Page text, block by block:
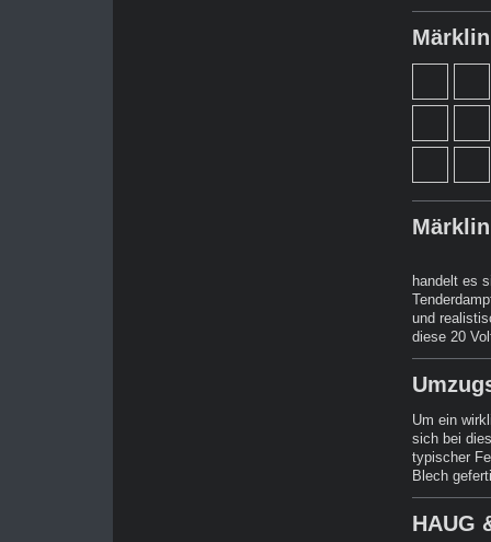
handelt es
und
diese 20
Um ein
sich bei
typischer
Blech
HAUG